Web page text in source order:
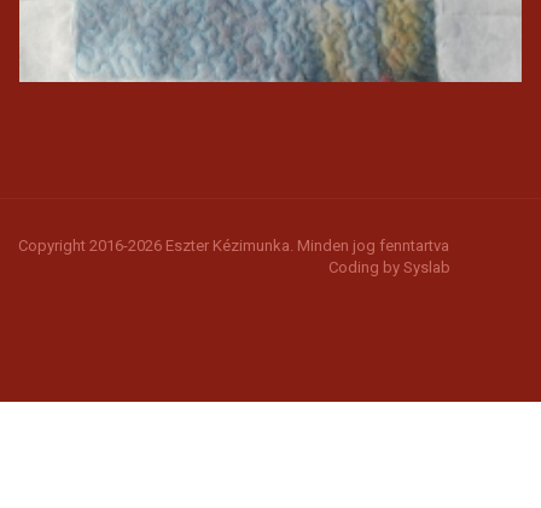
Copyright 2016-2026 Eszter Kézimunka. Minden jog fenntartva
Coding by Syslab